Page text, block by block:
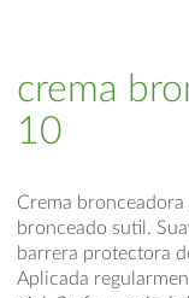
crema
10
Crema
bronceado sutil.
barrera protectora
Aplicada